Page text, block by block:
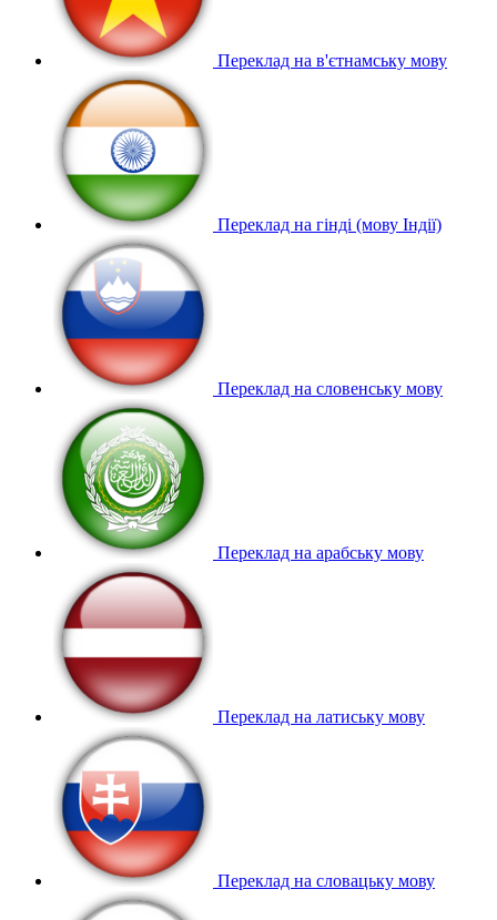
Переклад на в'єтнамську мову
Переклад на гінді (мову Індії)
Переклад на словенську мову
Переклад на арабську мову
Переклад на латиську мову
Переклад на словацьку мову